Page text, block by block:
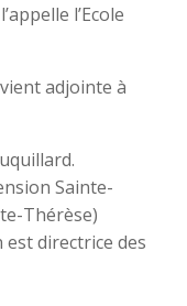
l’Ecole
adjointe à
Sainte-
Thérèse)
directrice des